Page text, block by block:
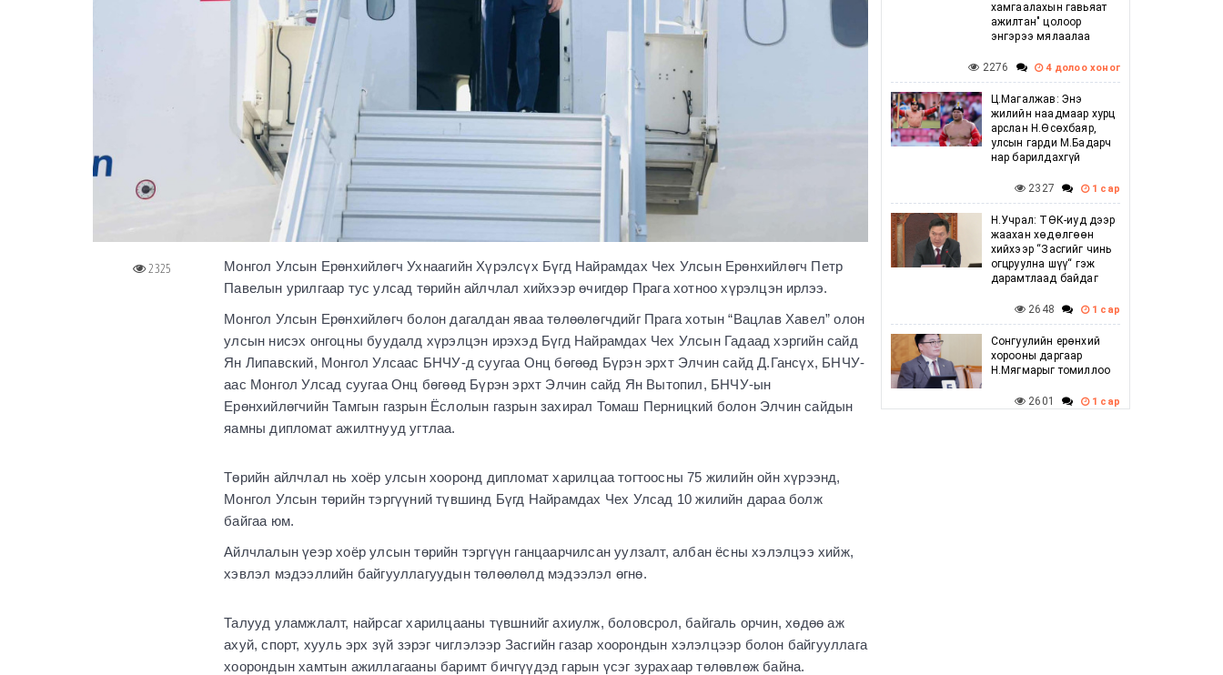
2325
Монгол Улсын Ерөнхийлөгч Ухнаагийн Хүрэлсүх Бүгд Найрамдах Чех Улсын Ерөнхийлөгч Петр
Павелын урилгаар тус улсад төрийн айлчлал хийхээр өчигдөр Прага хотноо хүрэлцэн ирлээ.
Монгол Улсын Ерөнхийлөгч болон дагалдан яваа төлөөлөгчдийг Прага хотын “Вацлав Хавел” олон
улсын нисэх онгоцны буудалд хүрэлцэн ирэхэд Бүгд Найрамдах Чех Улсын Гадаад хэргийн сайд
Ян Липавский, Монгол Улсаас БНЧУ-д суугаа Онц бөгөөд Бүрэн эрхт Элчин сайд Д.Гансүх, БНЧУ-
аас Монгол Улсад суугаа Онц бөгөөд Бүрэн эрхт Элчин сайд Ян Вытопил, БНЧУ-ын
Ерөнхийлөгчийн Тамгын газрын Ёслолын газрын захирал Томаш Перницкий болон Элчин сайдын
яамны дипломат ажилтнууд угтлаа.
Төрийн айлчлал нь хоёр улсын хооронд дипломат харилцаа тогтоосны 75 жилийн ойн хүрээнд,
Монгол Улсын төрийн тэргүүний түвшинд Бүгд Найрамдах Чех Улсад 10 жилийн дараа болж
байгаа юм.
Айлчлалын үеэр хоёр улсын төрийн тэргүүн ганцаарчилсан уулзалт, албан ёсны хэлэлцээ хийж,
хэвлэл мэдээллийн байгууллагуудын төлөөлөлд мэдээлэл өгнө.
Талууд уламжлалт, найрсаг харилцааны түвшнийг ахиулж, боловсрол, байгаль орчин, хөдөө аж
ахуй, спорт, хууль эрх зүй зэрэг чиглэлээр Засгийн газар хоорондын хэлэлцээр болон байгууллага
хоорондын хамтын ажиллагааны баримт бичгүүдэд гарын үсэг зурахаар төлөвлөж байна.
хамгаалахын гавьяат
ажилтан" цолоор
энгэрээ мялаалаа
2276 4 долоо хоног
Ц.Магалжав: Энэ
жилийн наадмаар хурц
арслан Н.Өсөхбаяр,
улсын гарди М.Бадарч
нар барилдахгүй
2327 1 сар
Н.Учрал: ТӨК-иуд дээр
жаахан хөдөлгөөн
хийхээр “Засгийг чинь
огцруулна шүү“ гэж
дарамтлаад байдаг
2648 1 сар
Сонгуулийн ерөнхий
хорооны даргаар
Н.Мягмарыг томиллоо
2601 1 сар